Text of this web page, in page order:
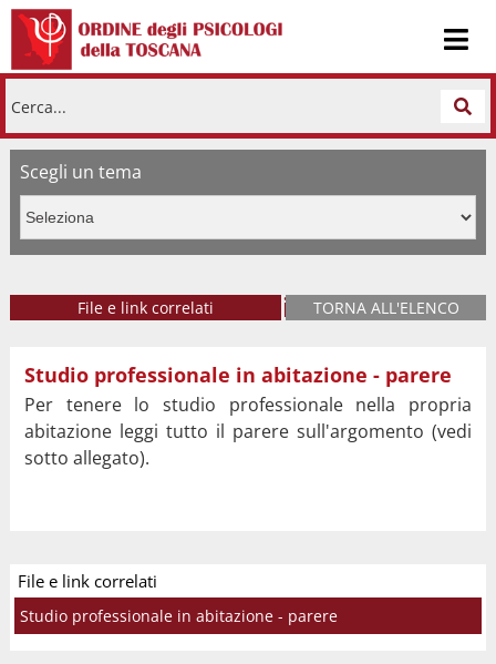
Cerca...
Scegli un tema
Lavorare in ambito clinicoTORNA ALL'ELENCO
File e link correlati
Studio professionale in abitazione - parere
Studio professionale in abitazione - parere
Per tenere lo studio professionale nella propria
abitazione leggi tutto il parere sull'argomento (vedi
sotto allegato).
File e link correlati
Studio professionale in abitazione - parere